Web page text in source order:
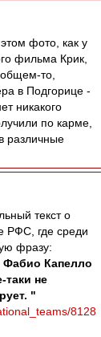
фото, как у
фильма Крик,
то,
в Подгорице -
никакого
по карме,
различные
текст о
РФС, где среди
фразу:
Капелло
таки не
"
8128